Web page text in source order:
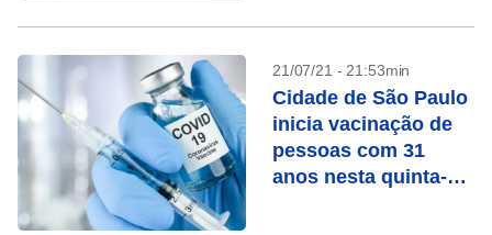
21/07/21 - 21:53min
Cidade de São Paulo
inicia vacinação de
pessoas com 31
anos nesta quinta-